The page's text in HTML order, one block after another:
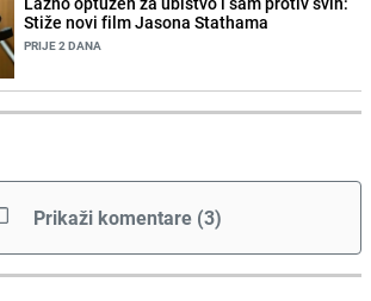
Stiže novi film Jasona Stathama
PRIJE 2 DANA
Prikaži komentare (3)